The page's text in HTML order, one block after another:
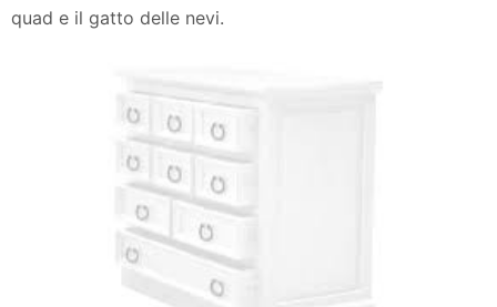
quad e il gatto delle nevi.